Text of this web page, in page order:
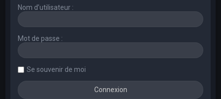
Nom d’utilisateur :
Mot de passe :
Se souvenir de moi